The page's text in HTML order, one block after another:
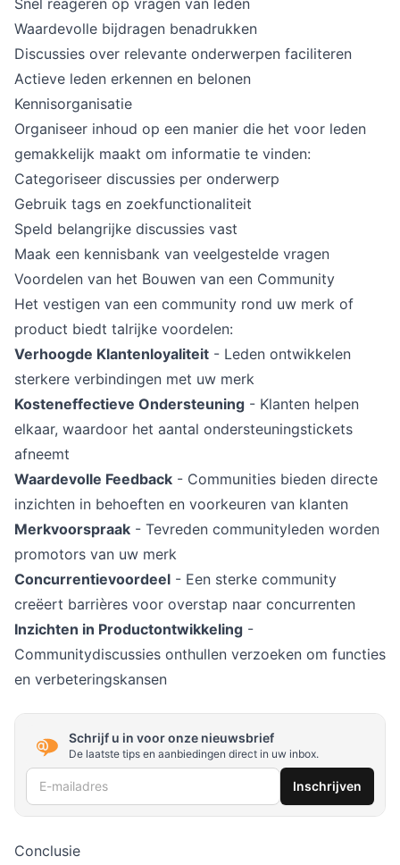
Waardevolle bijdragen benadrukken
Discussies over relevante onderwerpen faciliteren
Actieve leden erkennen en belonen
Kennisorganisatie
Organiseer inhoud op een manier die het voor leden
gemakkelijk maakt om informatie te vinden:
Categoriseer discussies per onderwerp
Gebruik tags en zoekfunctionaliteit
Speld belangrijke discussies vast
Maak een kennisbank van veelgestelde vragen
Voordelen van het Bouwen van een Community
Het vestigen van een community rond uw merk of
product biedt talrijke voordelen:
Verhoogde Klantenloyaliteit - Leden ontwikkelen
sterkere verbindingen met uw merk
Kosteneffectieve Ondersteuning - Klanten helpen
elkaar, waardoor het aantal ondersteuningstickets
afneemt
Waardevolle Feedback - Communities bieden directe
inzichten in behoeften en voorkeuren van klanten
Merkvoorspraak - Tevreden communityleden worden
promotors van uw merk
Concurrentievoordeel - Een sterke community
creëert barrières voor overstap naar concurrenten
Inzichten in Productontwikkeling -
Communitydiscussies onthullen verzoeken om functies
en verbeteringskansen
Schrijf u in voor onze nieuwsbrief
De laatste tips en aanbiedingen direct in uw inbox.
E-mailadres Inschrijven
Conclusie